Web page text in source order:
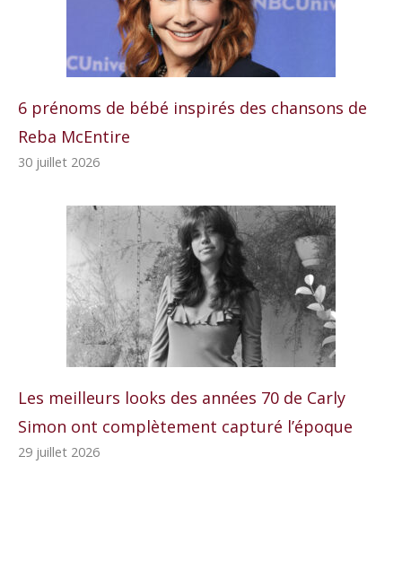
6 prénoms de bébé inspirés des chansons de
Reba McEntire
30 juillet 2026
Les meilleurs looks des années 70 de Carly
Simon ont complètement capturé l’époque
29 juillet 2026